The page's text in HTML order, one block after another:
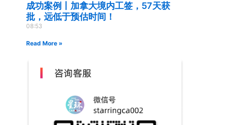
成功案例丨加拿大境内工签，57天获
批，远低于预估时间！
08:53
Read More »